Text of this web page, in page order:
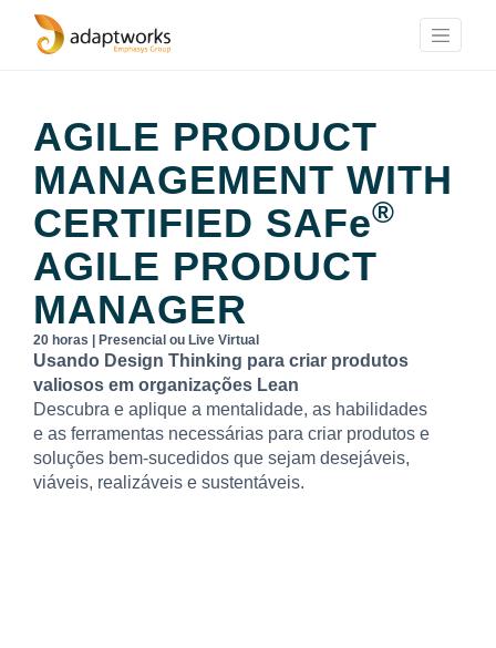
AGILE PRODUCT
MANAGEMENT WITH
CERTIFIED SAFe®
AGILE PRODUCT
MANAGER
20 horas | Presencial ou Live Virtual
Usando Design Thinking para criar produtos
valiosos em organizações Lean
Descubra e aplique a mentalidade, as habilidades
e as ferramentas necessárias para criar produtos e
soluções bem-sucedidos que sejam desejáveis,
viáveis, realizáveis e sustentáveis.